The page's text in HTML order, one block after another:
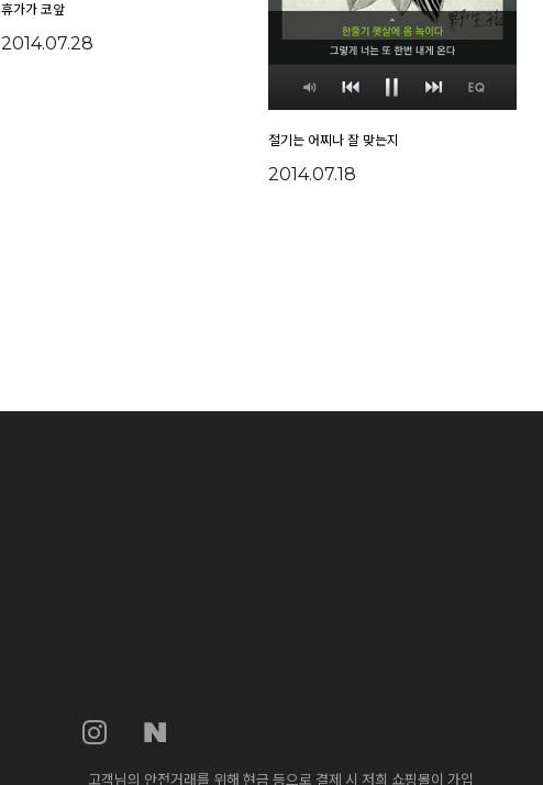
휴가가 코앞
2014.07.28
절기는 어찌나 잘 맞는지
2014.07.18
고객님의 안전거래를 위해 현금 등으로 결제 시 저희 쇼핑몰이 가입